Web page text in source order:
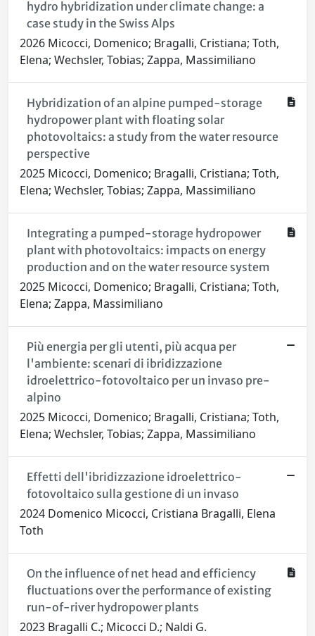
hydro hybridization under climate change: a
case study in the Swiss Alps
2026 Micocci, Domenico; Bragalli, Cristiana; Toth,
Elena; Wechsler, Tobias; Zappa, Massimiliano
Hybridization of an alpine pumped-storage
hydropower plant with floating solar
photovoltaics: a study from the water resource
perspective
2025 Micocci, Domenico; Bragalli, Cristiana; Toth,
Elena; Wechsler, Tobias; Zappa, Massimiliano
Integrating a pumped-storage hydropower
plant with photovoltaics: impacts on energy
production and on the water resource system
2025 Micocci, Domenico; Bragalli, Cristiana; Toth,
Elena; Zappa, Massimiliano
Più energia per gli utenti, più acqua per
l'ambiente: scenari di ibridizzazione
idroelettrico-fotovoltaico per un invaso pre-
alpino
2025 Micocci, Domenico; Bragalli, Cristiana; Toth,
Elena; Wechsler, Tobias; Zappa, Massimiliano
Effetti dell'ibridizzazione idroelettrico-
fotovoltaico sulla gestione di un invaso
2024 Domenico Micocci, Cristiana Bragalli, Elena
Toth
On the influence of net head and efficiency
fluctuations over the performance of existing
run-of-river hydropower plants
2023 Bragalli C.; Micocci D.; Naldi G.